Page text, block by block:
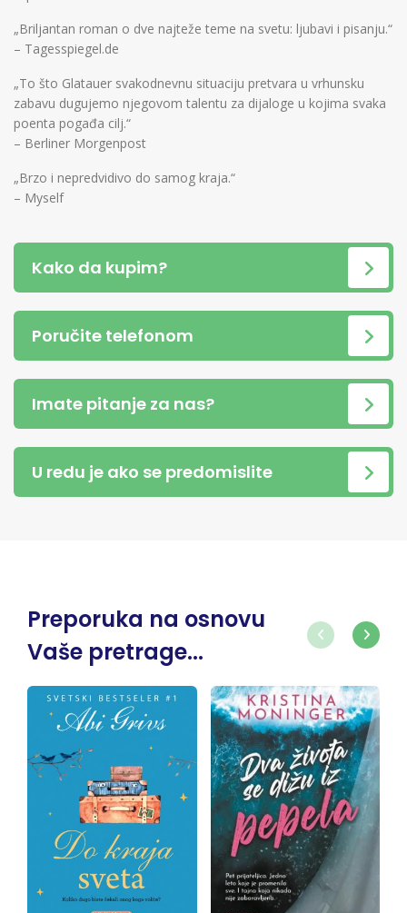
„Briljantan roman o dve najteže teme na svetu: ljubavi i pisanju.“
– Tagesspiegel.de
„To što Glatauer svakodnevnu situaciju pretvara u vrhunsku
zabavu dugujemo njegovom talentu za dijaloge u kojima svaka
poenta pogađa cilj.“
– Berliner Morgenpost
„Brzo i nepredvidivo do samog kraja.“
– Myself
Kako da kupim?
Poručite telefonom
Imate pitanje za nas?
U redu je ako se predomislite
Preporuka na osnovu
Vaše pretrage...